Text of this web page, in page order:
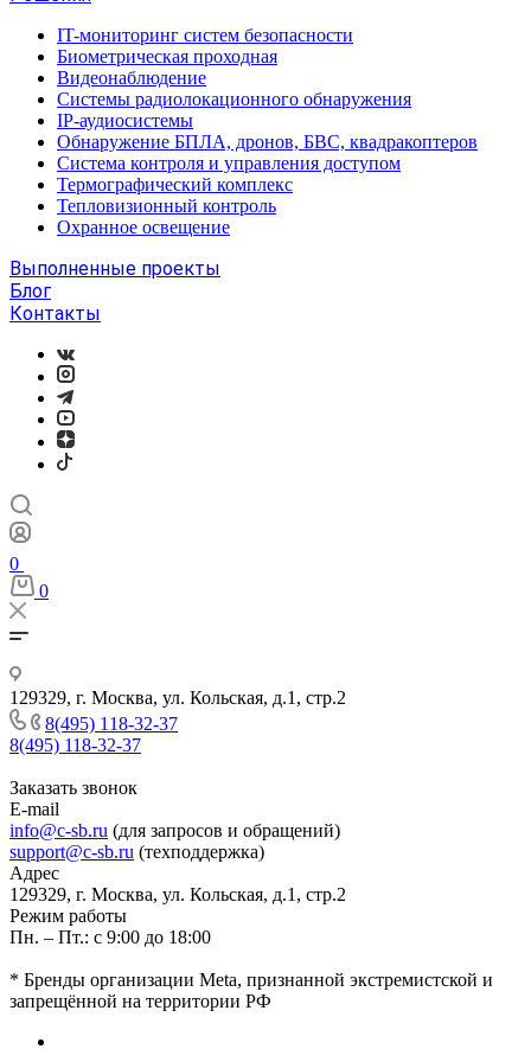
IT-мониторинг систем безопасности
Биометрическая проходная
Видеонаблюдение
Системы радиолокационного обнаружения
IP-аудиосистемы
Обнаружение БПЛА, дронов, БВС, квадракоптеров
Система контроля и управления доступом
Термографический комплекс
Тепловизионный контроль
Охранное освещение
Выполненные проекты
Блог
Контакты
0
0
129329, г. Москва, ул. Кольская, д.1, стр.2
8(495) 118-32-37
8(495) 118-32-37
Заказать звонок
E-mail
info@c-sb.ru (для запросов и обращений)
support@c-sb.ru (техподдержка)
Адрес
129329, г. Москва, ул. Кольская, д.1, стр.2
Режим работы
Пн. – Пт.: с 9:00 до 18:00
* Бренды организации Meta, признанной экстремистской и
запрещённой на территории РФ